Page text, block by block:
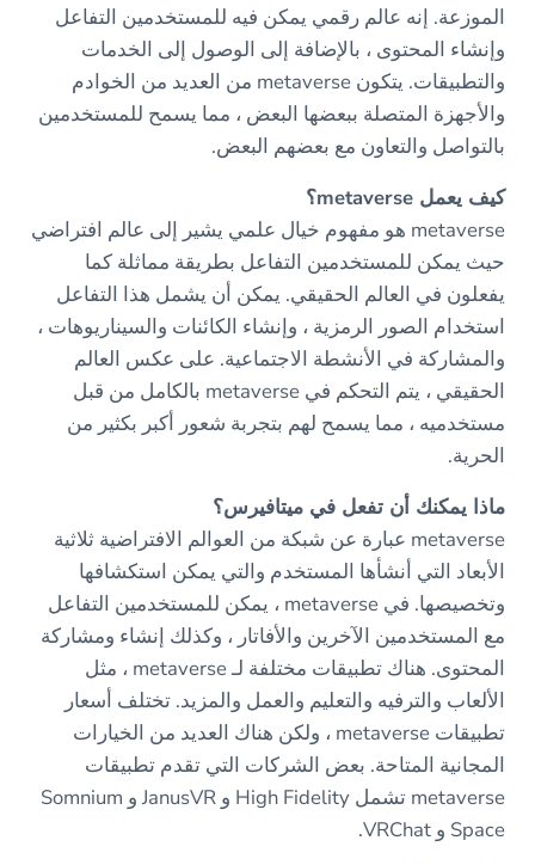
الموزعة. إنه عالم رقمي يمكن فيه للمستخدمين التفاعل
وإنشاء المحتوى ، بالإضافة إلى الوصول إلى الخدمات
والتطبيقات. يتكون metaverse من العديد من الخوادم
والأجهزة المتصلة ببعضها البعض ، مما يسمح للمستخدمين
بالتواصل والتعاون مع بعضهم البعض.
كيف يعمل metaverse؟
metaverse هو مفهوم خيال علمي يشير إلى عالم افتراضي
حيث يمكن للمستخدمين التفاعل بطريقة مماثلة كما
يفعلون في العالم الحقيقي. يمكن أن يشمل هذا التفاعل
استخدام الصور الرمزية ، وإنشاء الكائنات والسيناريوهات ،
والمشاركة في الأنشطة الاجتماعية. على عكس العالم
الحقيقي ، يتم التحكم في metaverse بالكامل من قبل
مستخدميه ، مما يسمح لهم بتجربة شعور أكبر بكثير من
الحرية.
ماذا يمكنك أن تفعل في ميتافيرس؟
metaverse عبارة عن شبكة من العوالم الافتراضية ثلاثية
الأبعاد التي أنشأها المستخدم والتي يمكن استكشافها
وتخصيصها. في metaverse ، يمكن للمستخدمين التفاعل
مع المستخدمين الآخرين والأفاتار ، وكذلك إنشاء ومشاركة
المحتوى. هناك تطبيقات مختلفة لـ metaverse ، مثل
الألعاب والترفيه والتعليم والعمل والمزيد. تختلف أسعار
تطبيقات metaverse ، ولكن هناك العديد من الخيارات
المجانية المتاحة. بعض الشركات التي تقدم تطبيقات
metaverse تشمل High Fidelity و JanusVR و Somnium
Space و VRChat.